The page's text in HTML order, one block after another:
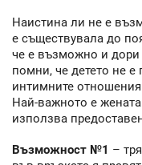
Наистина ли не е
е съществувала до
че е възможно и
помни, че детето не е
интимните
Най-важното е
използва
Възможност №1 –